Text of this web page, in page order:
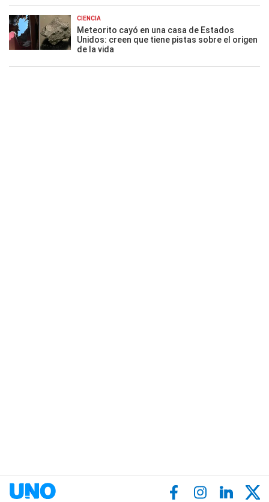
CIENCIA
Meteorito cayó en una casa de Estados
Unidos: creen que tiene pistas sobre el origen
de la vida